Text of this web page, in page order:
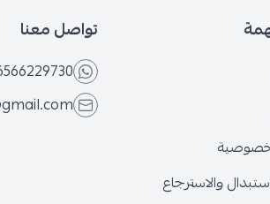
والاسترجاع
تواصل معنا